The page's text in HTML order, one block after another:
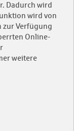
Dadurch wird
wird von
zur Verfügung
Online-
weitere